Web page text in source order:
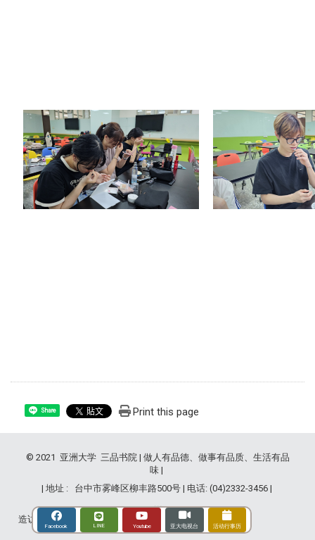
Facebook LINE Youtube 亚大电视台 活动行事历
Share Print this page
© 2021 亚洲大学 三品书院 | 做人有品德、做事有品质、生活有品
味 |
| 地址 : 台中市雾峰区柳丰路500号 | 电话: (04)2332-3456 |
造访人次 : 2829335